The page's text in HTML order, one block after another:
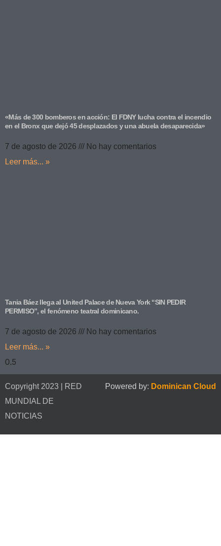
«Más de 300 bomberos en acción: El FDNY lucha contra el incendio
en el Bronx que dejó 45 desplazados y una abuela desaparecida»
7 de agosto de 2026
No hay comentarios
Leer más... »
Tania Báez llega al United Palace de Nueva York “SIN PEDIR
PERMISO”, el fenómeno teatral dominicano.
7 de agosto de 2026
No hay comentarios
Leer más... »
Copyright 2023 | RED
MUNDIAL DE
NOTICIAS
Powered by: Dominican Cloud